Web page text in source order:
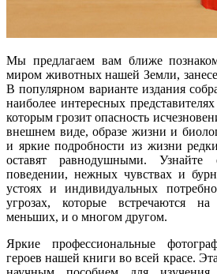
Мы предлагаем вам ближе
миром животных нашей Земли,
В популярном варианте издания
наиболее интересных
которым грозит опасность
внешнем виде, образе жизни и
и яркие подробности из жизни
оставят равнодушными.
поведении, нежных чувствах и
устоях и индивидуальных
угрозах, которые встречаются
меньших, и о многом другом.
Яркие профессиональные
героев нашей книги во всей красе.